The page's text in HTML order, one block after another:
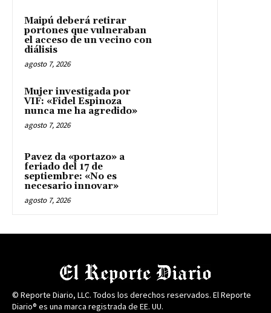
Maipú deberá retirar
portones que vulneraban
el acceso de un vecino con
diálisis
agosto 7, 2026
Mujer investigada por
VIF: «Fidel Espinoza
nunca me ha agredido»
agosto 7, 2026
Pavez da «portazo» a
feriado del 17 de
septiembre: «No es
necesario innovar»
agosto 7, 2026
© Reporte Diario, LLC. Todos los derechos reservados. El Reporte
Diario® es una marca registrada de EE. UU.